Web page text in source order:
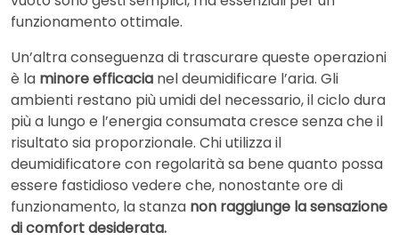
funzionamento ottimale.
Un’altra conseguenza di trascurare queste operazioni
è la minore efficacia nel deumidificare l’aria. Gli
ambienti restano più umidi del necessario, il ciclo dura
più a lungo e l’energia consumata cresce senza che il
risultato sia proporzionale. Chi utilizza il
deumidificatore con regolarità sa bene quanto possa
essere fastidioso vedere che, nonostante ore di
funzionamento, la stanza non raggiunge la sensazione
di comfort desiderata.